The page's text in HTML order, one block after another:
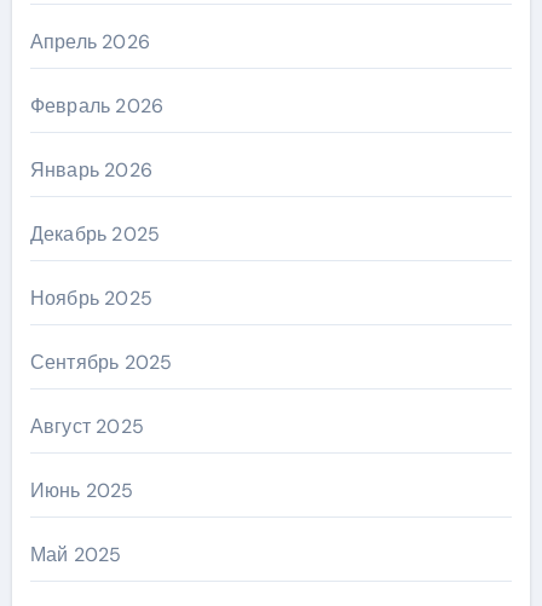
Апрель 2026
Февраль 2026
Январь 2026
Декабрь 2025
Ноябрь 2025
Сентябрь 2025
Август 2025
Июнь 2025
Май 2025